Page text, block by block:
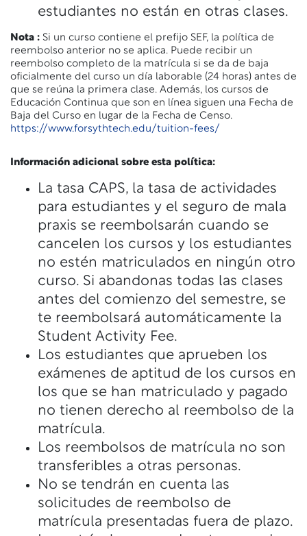
estudiantes no están en otras clases.
Nota : Si un curso contiene el prefijo SEF, la política de
reembolso anterior no se aplica. Puede recibir un
reembolso completo de la matrícula si se da de baja
oficialmente del curso un día laborable (24 horas) antes de
que se reúna la primera clase. Además, los cursos de
Educación Continua que son en línea siguen una Fecha de
Baja del Curso en lugar de la Fecha de Censo.
https://www.forsythtech.edu/tuition-fees/
Información adicional sobre esta política:
La tasa CAPS, la tasa de actividades
para estudiantes y el seguro de mala
praxis se reembolsarán cuando se
cancelen los cursos y los estudiantes
no estén matriculados en ningún otro
curso. Si abandonas todas las clases
antes del comienzo del semestre, se
te reembolsará automáticamente la
Student Activity Fee.
Los estudiantes que aprueben los
exámenes de aptitud de los cursos en
los que se han matriculado y pagado
no tienen derecho al reembolso de la
matrícula.
Los reembolsos de matrícula no son
transferibles a otras personas.
No se tendrán en cuenta las
solicitudes de reembolso de
matrícula presentadas fuera de plazo.